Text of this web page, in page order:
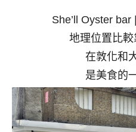
She’ll Oyster
地理位置比
在敦化和
是美食的